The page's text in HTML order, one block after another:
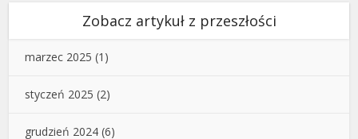
Zobacz artykuł z przeszłości
marzec 2025 (1)
styczeń 2025 (2)
grudzień 2024 (6)